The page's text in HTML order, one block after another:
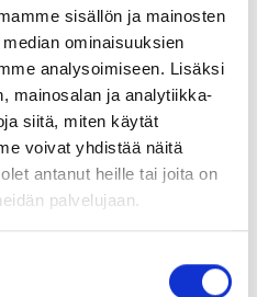
sisällön ja mainosten
ominaisuuksien
analysoimiseen. Lisäksi
mainosalan ja analytiikka-
siitä, miten käytät
voivat yhdistää näitä
antanut heille tai joita on
palvelujaan.
veroja, mutta voimme ehkä
tuotteiden veroja.
ja
ostamisesta. Toinen
tuotteita enemmän. Jos
se hyödyttää
korjausyrityksiin.
riippumattomalle